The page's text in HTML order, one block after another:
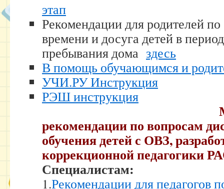
этап
Рекомендации для родителей
времени и досуга детей в
пребывания дома здесь
В помощь обучающимся и
УЧИ.РУ Инструкция
РЭШ инструкция
рекомендации по вопросам
обучения детей с ОВЗ,
коррекционной педагогики
Специалистам:
1.Рекомендации для педагогов